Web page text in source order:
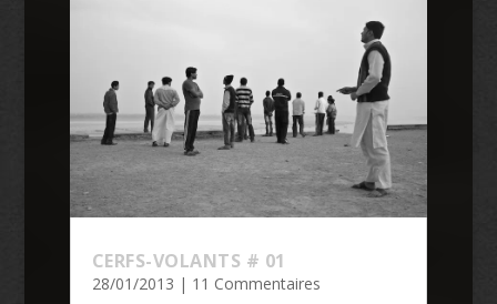
CERFS-VOLANTS # 01
28/01/2013 | 11 Commentaires